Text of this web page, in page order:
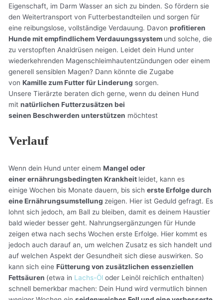
Eigenschaft, im Darm Wasser an sich zu binden. So fördern sie
den Weitertransport von Futterbestandteilen und sorgen für
eine reibungslose, vollständige Verdauung. Davonprofitieren
Hunde mit empfindlichem Verdauungssystem und solche, die
zu verstopften Analdrüsen neigen. Leidet dein Hund unter
wiederkehrenden Magenschleimhautentzündungen oder einem
generell sensiblen Magen? Dann könnte die Zugabe
vonKamille zum Futter für Linderung sorgen.
Unsere Tierärzte beraten dich gerne, wenn du deinen Hund
mitnatürlichen Futterzusätzen bei
seinen Beschwerden unterstützen möchtest
Verlauf
Wenn dein Hund unter einemMangel oder
einer ernährungsbedingten Krankheit leidet, kann es
einige Wochen bis Monate dauern, bis sicherste Erfolge durch
eine Ernährungsumstellung zeigen. Hier ist Geduld gefragt. Es
lohnt sich jedoch, am Ball zu bleiben, damit es deinem Haustier
bald wieder besser geht. Nahrungsergänzungen für Hunde
zeigen etwa nach sechs Wochen erste Erfolge. Hier kommt es
jedoch auch darauf an, um welchen Zusatz es sich handelt und
auf welchen Aspekt der Gesundheit sich diese auswirken. So
kann sich eineFütterung von zusätzlichen essenziellen
Fettsäuren (etwa in Lachs-Öl oder Leinöl reichlich enthalten)
schnell bemerkbar machen: Dein Hund wird vermutlich binnen